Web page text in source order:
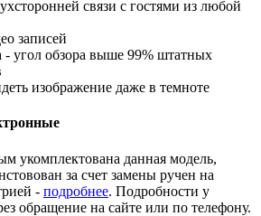
связи с гостями из любой
записей
- угол обзора выше 99% штатных
изображение даже в темноте
укомплектована данная модель,
за счет замены ручен на
- подробнее. Подробности у
обращение на сайте или по телефону.